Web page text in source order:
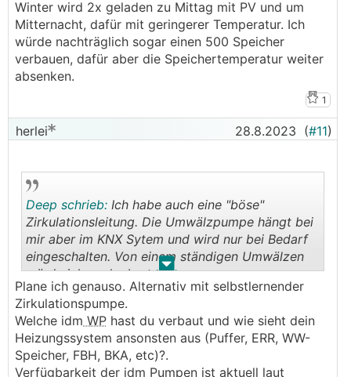
Winter wird 2x geladen zu Mittag mit PV und um
Mitternacht, dafür mit geringerer Temperatur. Ich
würde nachträglich sogar einen 500 Speicher
verbauen, dafür aber die Speichertemperatur weiter
absenken.
1
herlei 28.8.2023 (#11)
. .
Deep schrieb: Ich habe auch eine "böse"
Zirkulationsleitung. Die Umwälzpumpe hängt bei
mir aber im KNX Sytem und wird nur bei Bedarf
eingeschalten. Von einem ständigen Umwälzen
würde ich auch abraten.
Plane ich genauso. Alternativ mit selbstlernender
Zirkulationspumpe.
Welche idm WP hast du verbaut und wie sieht dein
Heizungssystem ansonsten aus (Puffer, ERR, WW-
Speicher, FBH, BKA, etc)?.
Verfügbarkeit der idm Pumpen ist aktuell laut